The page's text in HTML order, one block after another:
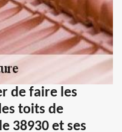
de faire les
toits de
38930 et ses